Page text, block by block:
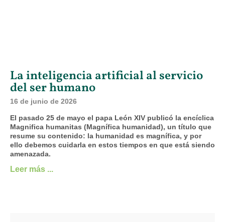
La inteligencia artificial al servicio
del ser humano
16 de junio de 2026
El pasado 25 de mayo el papa León XIV publicó la encíclica
Magnifica humanitas (Magnífica humanidad), un título que
resume su contenido: la humanidad es magnífica, y por
ello debemos cuidarla en estos tiempos en que está siendo
amenazada.
Leer más ...